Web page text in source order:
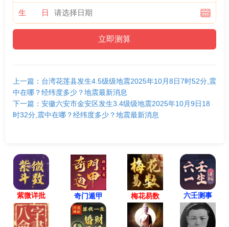
生 日
上一篇：台湾花莲县发生4.5级级地震2025年10月8日7时52分,震
中在哪？经纬度多少？地震最新消息
下一篇：安徽六安市金安区发生3.4级级地震2025年10月9日18
时32分,震中在哪？经纬度多少？地震最新消息
紫微详批 奇门遁甲 梅花易数 六壬测事